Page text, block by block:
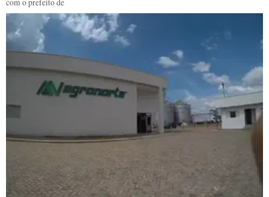
com o prefeito de